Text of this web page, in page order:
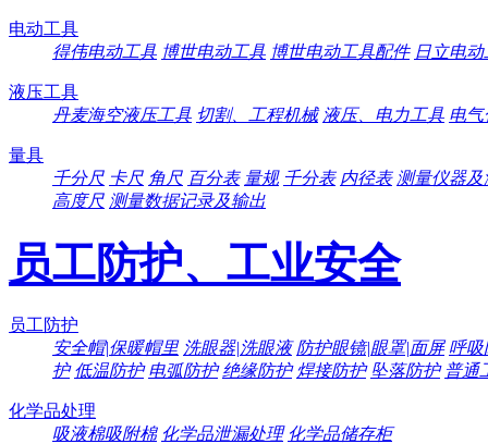
电动工具
得伟电动工具 博世电动工具 博世电动工具配件 日立电动
液压工具
丹麦海空液压工具 切割、工程机械 液压、电力工具 电气
量具
千分尺 卡尺 角尺 百分表 量规 千分表 内径表 测量仪器及
高度尺 测量数据记录及输出
员工防护、工业安全
员工防护
安全帽|保暖帽里 洗眼器|洗眼液 防护眼镜|眼罩|面屏 呼吸
护 低温防护 电弧防护 绝缘防护 焊接防护 坠落防护 普通
化学品处理
吸液棉吸附棉 化学品泄漏处理 化学品储存柜